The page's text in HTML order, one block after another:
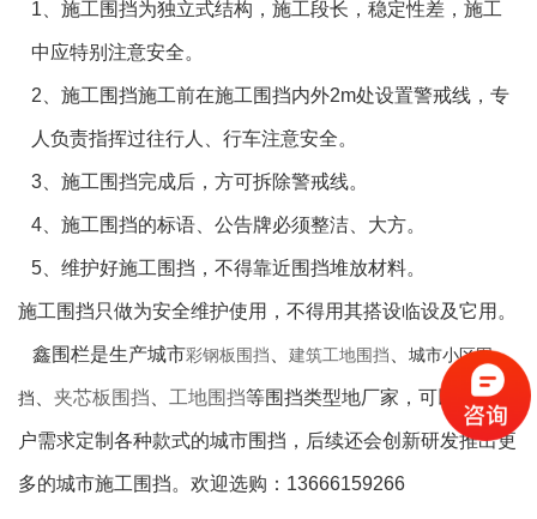
1、 施工围挡为独立式结构，施工段长，稳定性差，施工
中应特别注意安全。
2、施工围挡施工前在施工围挡内外2m处设置警戒线，专
人负责指挥过往行人、行车注意安全。
3、施工围挡完成后，方可拆除警戒线。
4、施工围挡的标语、公告牌必须整洁、大方。
5、维护好施工围挡，不得靠近围挡堆放材料。
施工围挡只做为安全维护使用，不得用其搭设临设及它用。
鑫围栏是生产城市彩钢板围挡 建筑工地围挡 城市小区围
挡 夹芯板围挡 工地围挡等围挡类型地厂家，可以根据客
户需求定制各种款式的城市围挡，后续还会创新研发推出更
多的城市施工围挡。欢迎选购：13666159266